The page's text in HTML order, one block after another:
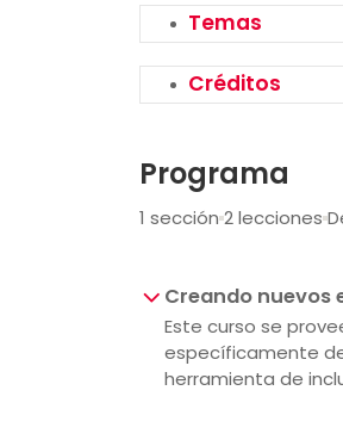
Temas
Créditos
Programa
1 sección 2 lecciones
Creando nuevos
Este curso se
específicamente
herramienta de